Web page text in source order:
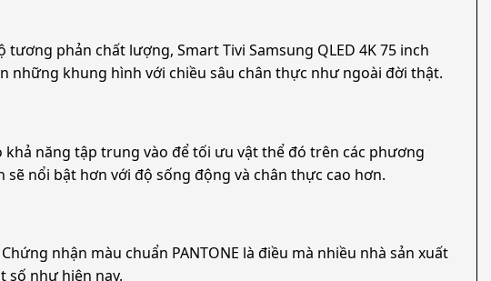
phản chất lượng, Smart Tivi Samsung QLED 4K 75 inch
những khung hình với chiều sâu chân thực như ngoài đời thật.
năng tập trung vào để tối ưu vật thể đó trên các phương
sẽ nổi bật hơn với độ sống động và chân thực cao hơn.
nhận màu chuẩn PANTONE là điều mà nhiều nhà sản xuất
số như hiện nay.